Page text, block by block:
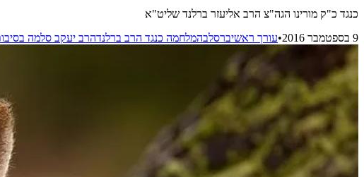
כנגד כ"ק מורינו הגה"צ הרב אליעזר ברלנד שליט"א
9 בספטמבר 2016
•עורך ראשיברסלבהמלחמה כנגד הרב ברלנדהרב יעקב סלמה